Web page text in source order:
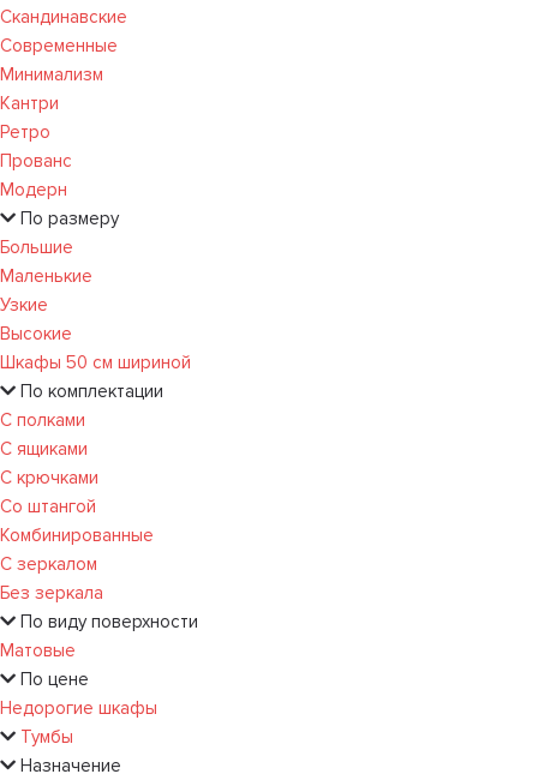
Скандинавские
Современные
Минимализм
Кантри
Ретро
Прованс
Модерн
По размеру
Большие
Маленькие
Узкие
Высокие
Шкафы 50 см шириной
По комплектации
С полками
С ящиками
С крючками
Со штангой
Комбинированные
С зеркалом
Без зеркала
По виду поверхности
Матовые
По цене
Недорогие шкафы
Тумбы
Назначение